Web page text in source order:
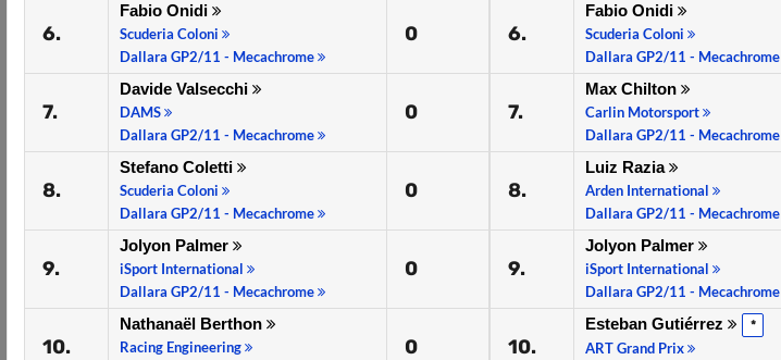
6.
Fabio Onidi
Scuderia Coloni
Dallara GP2/11 - Mecachrome
0
7.
Davide Valsecchi
DAMS
Dallara GP2/11 - Mecachrome
0
8.
Stefano Coletti
Scuderia Coloni
Dallara GP2/11 - Mecachrome
0
9.
Jolyon Palmer
iSport International
Dallara GP2/11 - Mecachrome
0
10.
Nathanaël Berthon
Racing Engineering
0
6.
Fabio Onidi
Scuderia Coloni
Dallara GP2/11 - Mecachrome
7.
Max Chilton
Carlin Motorsport
Dallara GP2/11 - Mecachrome
8.
Luiz Razia
Arden International
Dallara GP2/11 - Mecachrome
9.
Jolyon Palmer
iSport International
Dallara GP2/11 - Mecachrome
10.
Esteban Gutiérrez *
ART Grand Prix